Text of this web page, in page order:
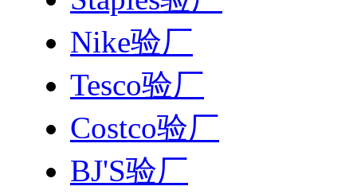
Nike验厂
Tesco验厂
Costco验厂
BJ'S验厂